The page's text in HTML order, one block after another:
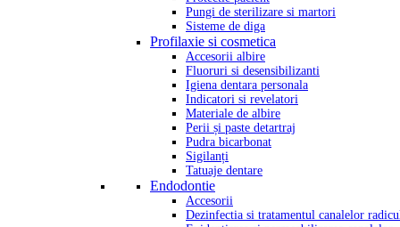
Pungi de sterilizare si martori
Sisteme de diga
Profilaxie si cosmetica
Accesorii albire
Fluoruri si desensibilizanti
Igiena dentara personala
Indicatori si revelatori
Materiale de albire
Perii și paste detartraj
Pudra bicarbonat
Sigilanți
Tatuaje dentare
Endodontie
Accesorii
Dezinfectia si tratamentul canalelor